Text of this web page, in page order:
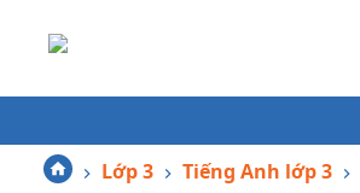
Lớp 3 Tiếng Anh lớp 3